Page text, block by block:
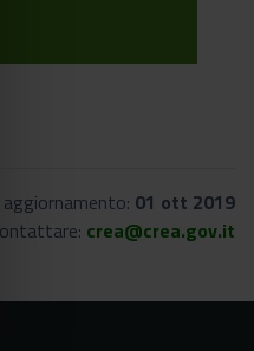
aggiornamento: 01 ott 2019
crea@crea.gov.it